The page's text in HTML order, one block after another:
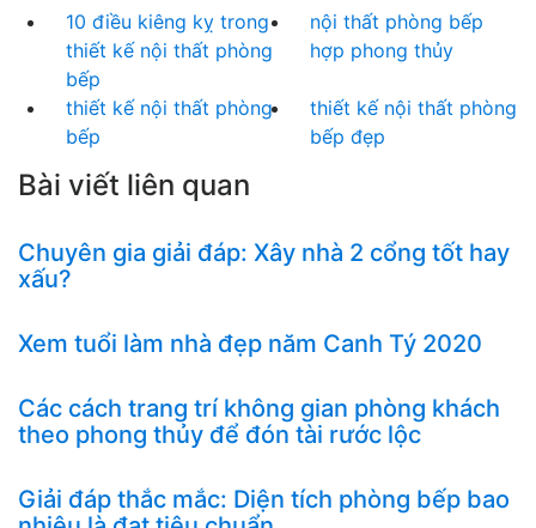
10 điều kiêng kỵ trong
thiết kế nội thất phòng
bếp
nội thất phòng bếp
hợp phong thủy
thiết kế nội thất phòng
bếp
thiết kế nội thất phòng
bếp đẹp
Bài viết liên quan
Chuyên gia giải đáp: Xây nhà 2 cổng tốt hay
xấu?
Xem tuổi làm nhà đẹp năm Canh Tý 2020
Các cách trang trí không gian phòng khách
theo phong thủy để đón tài rước lộc
Giải đáp thắc mắc: Diện tích phòng bếp bao